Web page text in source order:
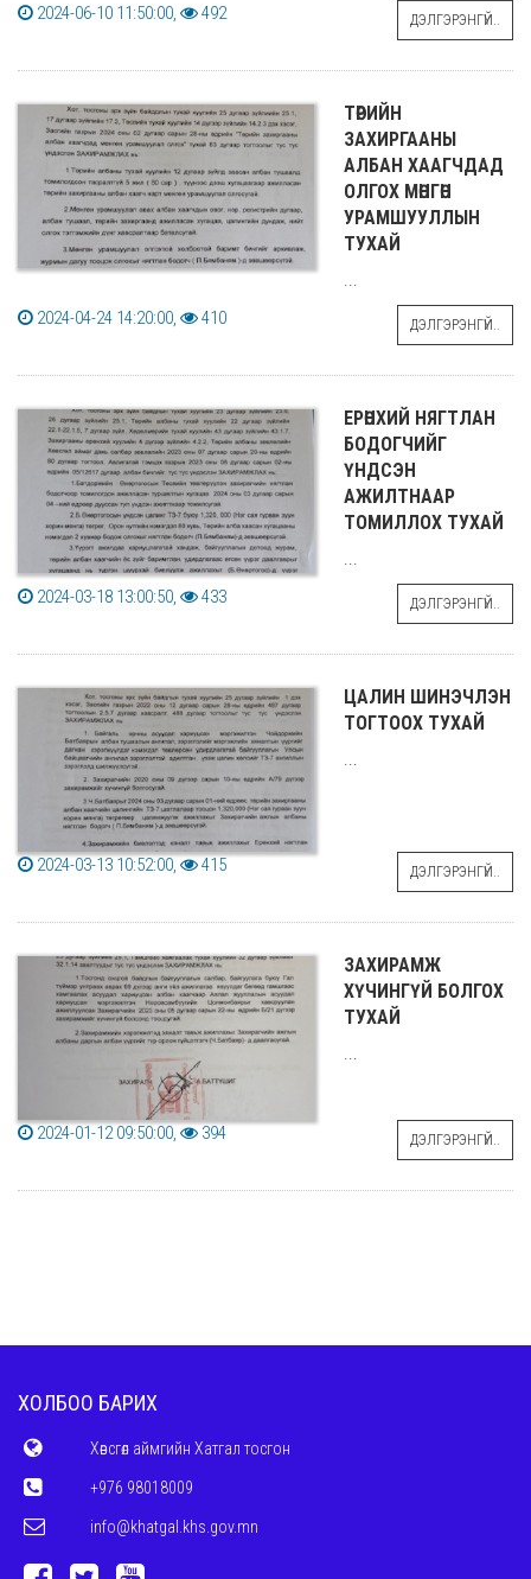
2024-06-10 11:50:00,
492 ДЭЛГЭРЭНГҮЙ..
ТӨРИЙН
ЗАХИРГААНЫ
АЛБАН ХААГЧДАД
ОЛГОХ МӨНГӨН
УРАМШУУЛЛЫН
ТУХАЙ
...
2024-04-24 14:20:00,
410 ДЭЛГЭРЭНГҮЙ..
ЕРӨНХИЙ НЯГТЛАН
БОДОГЧИЙГ
ҮНДСЭН
АЖИЛТНААР
ТОМИЛЛОХ ТУХАЙ
...
2024-03-18 13:00:50,
433 ДЭЛГЭРЭНГҮЙ..
ЦАЛИН ШИНЭЧЛЭН
ТОГТООХ ТУХАЙ
...
2024-03-13 10:52:00, 415 ДЭЛГЭРЭНГҮЙ..
ЗАХИРАМЖ
ХҮЧИНГҮЙ БОЛГОХ
ТУХАЙ
...
2024-01-12 09:50:00, 394 ДЭЛГЭРЭНГҮЙ..
ХОЛБОО БАРИХ
Хөвсгөл аймгийн Хатгал тосгон
+976 98018009
info@khatgal.khs.gov.mn